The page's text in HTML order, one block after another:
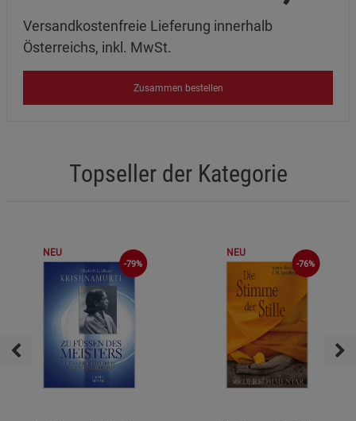
Versandkostenfreie Lieferung innerhalb
Österreichs, inkl. MwSt.
Zusammen bestellen
Topseller der Kategorie
NEU
-79%
NEU
-76%